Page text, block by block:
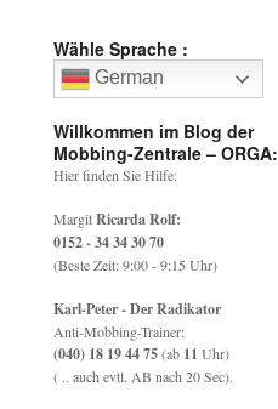
Wähle Sprache :
German
Willkommen im Blog der
Mobbing-Zentrale – ORGA:
Hier finden Sie Hilfe:
MargitRicarda Rolf:
0152 - 34 34 30 70
(Beste Zeit: 9:00 - 9:15 Uhr)
Karl-Peter - Der Radikator
Anti-Mobbing-Trainer:
(040) 18 19 44 75(ab 11 Uhr)
( .. auch evtl. AB nach 20 Sec).